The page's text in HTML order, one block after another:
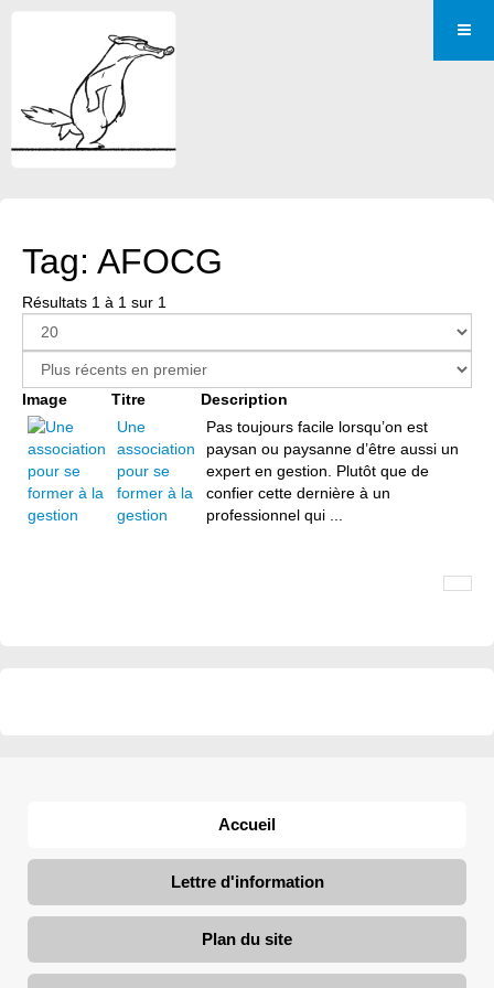
Tag: AFOCG
Résultats 1 à 1 sur 1
Image Titre
Description
Une
association
pour se
former à la
gestion
Pas toujours facile lorsqu’on est
paysan ou paysanne d’être aussi un
expert en gestion. Plutôt que de
confier cette dernière à un
professionnel qui ...
Accueil
Lettre d'information
Plan du site